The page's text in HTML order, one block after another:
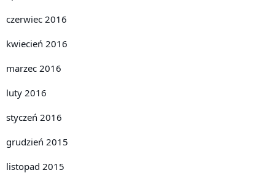
czerwiec 2016
kwiecień 2016
marzec 2016
luty 2016
styczeń 2016
grudzień 2015
listopad 2015